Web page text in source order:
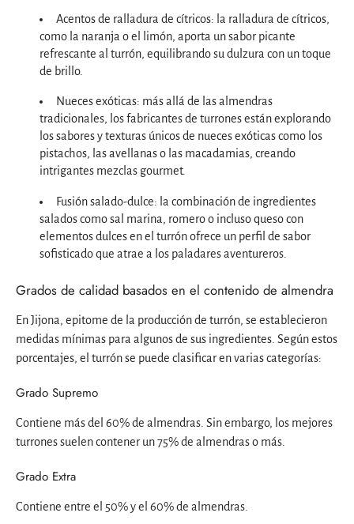
Acentos de ralladura de cítricos: la ralladura de cítricos,
como la naranja o el limón, aporta un sabor picante
refrescante al turrón, equilibrando su dulzura con un toque
de brillo.
Nueces exóticas: más allá de las almendras
tradicionales, los fabricantes de turrones están explorando
los sabores y texturas únicos de nueces exóticas como los
pistachos, las avellanas o las macadamias, creando
intrigantes mezclas gourmet.
Fusión salado-dulce: la combinación de ingredientes
salados como sal marina, romero o incluso queso con
elementos dulces en el turrón ofrece un perfil de sabor
sofisticado que atrae a los paladares aventureros.
Grados de calidad basados en el contenido de almendra
En Jijona, epitome de la producción de turrón, se establecieron
medidas mínimas para algunos de sus ingredientes. Según estos
porcentajes, el turrón se puede clasificar en varias categorías:
Grado Supremo
Contiene más del 60% de almendras. Sin embargo, los mejores
turrones suelen contener un 75% de almendras o más.
Grado Extra
Contiene entre el 50% y el 60% de almendras.